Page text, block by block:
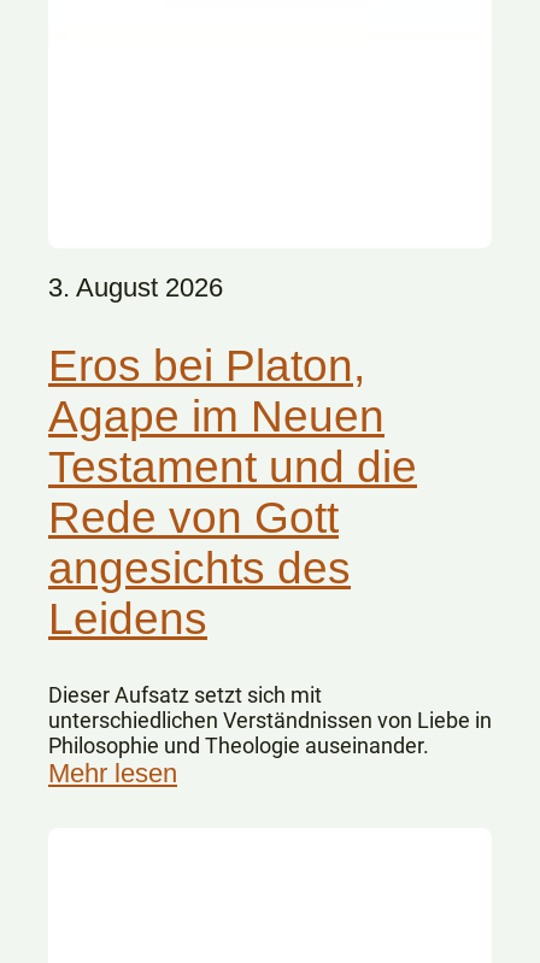
3. August 2026
Eros bei Platon,
Agape im Neuen
Testament und die
Rede von Gott
angesichts des
Leidens
Dieser Aufsatz setzt sich mit
unterschiedlichen Verständnissen von Liebe in
Philosophie und Theologie auseinander.
Mehr lesen